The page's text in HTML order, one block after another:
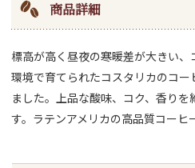
商品詳細
標高が高く昼夜の寒暖差が大きい
環境で育てられたコスタリカのコ
ました。上品な酸味、コク、香り
す。ラテンアメリカの高品質コーヒ